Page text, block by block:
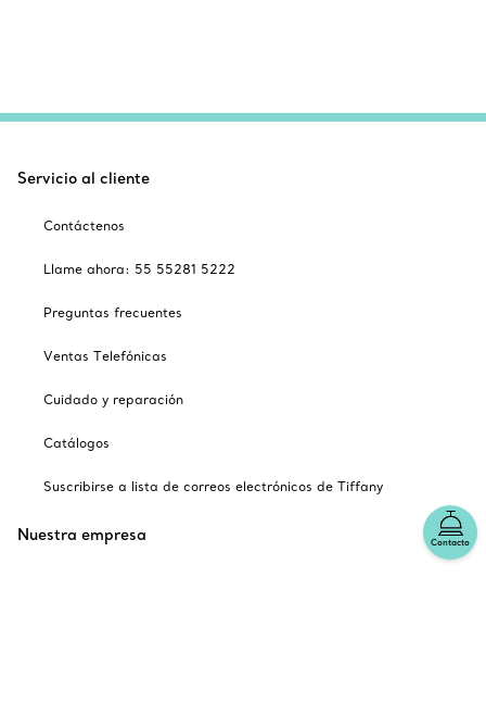
Contacto
Servicio al cliente
Contáctenos
Llame ahora: 55 55281 5222
Preguntas frecuentes
Ventas Telefónicas
Cuidado y reparación
Catálogos
Suscribirse a lista de correos electrónicos de Tiffany
Nuestra empresa